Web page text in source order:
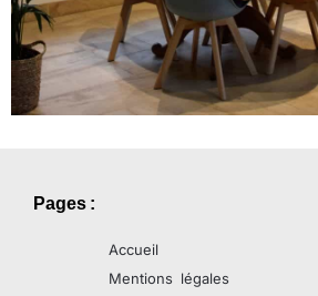
Pages :
Accueil
Mentions légales